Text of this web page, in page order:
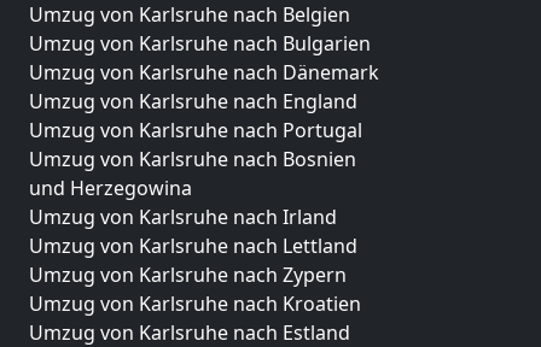
Umzug von Karlsruhe nach Belgien
Umzug von Karlsruhe nach Bulgarien
Umzug von Karlsruhe nach Dänemark
Umzug von Karlsruhe nach England
Umzug von Karlsruhe nach Portugal
Umzug von Karlsruhe nach Bosnien
und Herzegowina
Umzug von Karlsruhe nach Irland
Umzug von Karlsruhe nach Lettland
Umzug von Karlsruhe nach Zypern
Umzug von Karlsruhe nach Kroatien
Umzug von Karlsruhe nach Estland